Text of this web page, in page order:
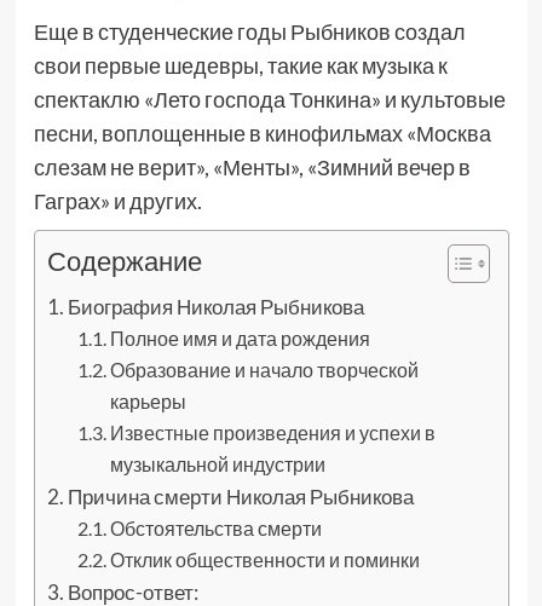
Еще в студенческие годы Рыбников создал
свои первые шедевры, такие как музыка к
спектаклю «Лето господа Тонкина» и культовые
песни, воплощенные в кинофильмах «Москва
слезам не верит», «Менты», «Зимний вечер в
Гаграх» и других.
Содержание
Биография Николая Рыбникова
Полное имя и дата рождения
Образование и начало творческой
карьеры
Известные произведения и успехи в
музыкальной индустрии
Причина смерти Николая Рыбникова
Обстоятельства смерти
Отклик общественности и поминки
Вопрос-ответ: